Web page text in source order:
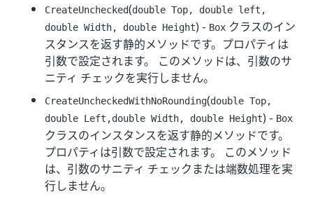
CreateUnchecked(double Top, double left,
double Width, double Height) - Box クラスのイン
スタンスを返す静的メソッドです。プロパティは
引数で設定されます。 このメソッドは、引数のサ
ニティ チェックを実行しません。
CreateUncheckedWithNoRounding(double Top,
double Left,double Width, double Height) - Box
クラスのインスタンスを返す静的メソッドです。
プロパティは引数で設定されます。 このメソッド
は、引数のサニティ チェックまたは端数処理を実
行しません。